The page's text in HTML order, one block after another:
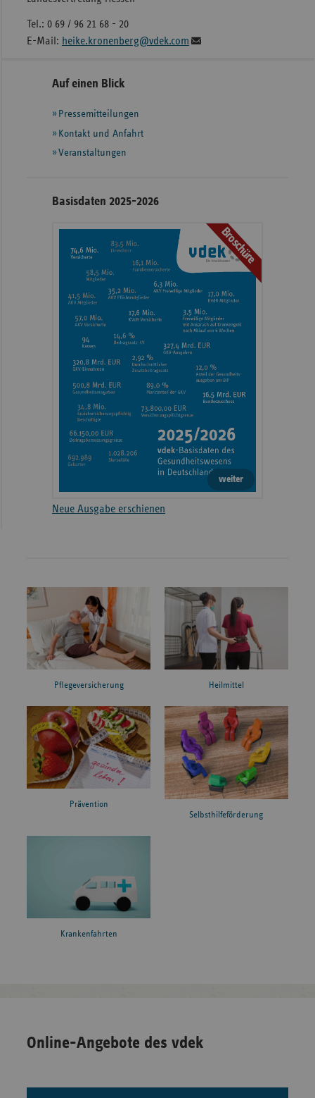
Tel.: 0 69 / 96 21 68 - 20
E-Mail: heike.kronenberg@vdek.com
Seitennavigation
Seitenleiste
weiteren
Informationen
Auf einen Blick
Pressemitteilungen
Kontakt und Anfahrt
Veranstaltungen
Basisdaten 2025-2026
Broschüre
weiter
Neue Ausgabe erschienen
Pflegeversicherung Heilmittel
Prävention
Selbsthilfeförderung
Krankenfahrten
Online-Angebote des vdek